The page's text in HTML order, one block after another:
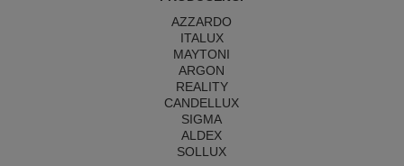
AZZARDO
ITALUX
MAYTONI
ARGON
REALITY
CANDELLUX
SIGMA
ALDEX
SOLLUX